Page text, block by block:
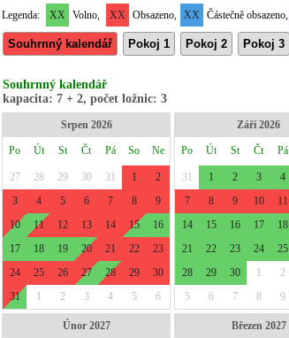
Legenda: XX Volno, XX Obsazeno, XX Částečně obsazeno,
Souhrnný kalendář Pokoj 1 Pokoj 2 Pokoj 3
Souhrnný kalendář
kapacita: 7 + 2, počet ložnic: 3
Srpen 2026
Po Út St Čt Pá So Ne
27 28 29 30 31 1
2
3
4 5 6 7 8
9
10
11 12 13 14 15
16
17
18 19 20 21 22
23
24
25 26 27 28 29
30
31
1 2 3 4 5 6
Září 2026
Po Út St Čt Pá
31 1 2 3 4
7
8 9 10 11
14
15 16 17 18
21
22 23 24 25
28
29 30 1 2
5
6 7 8 9
Únor 2027 Březen 2027